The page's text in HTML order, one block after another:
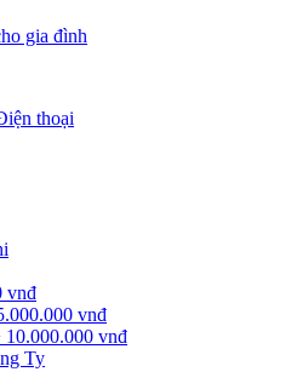
gia đình
thoại
vnđ
vnđ
10.000.000 vnđ
Ty